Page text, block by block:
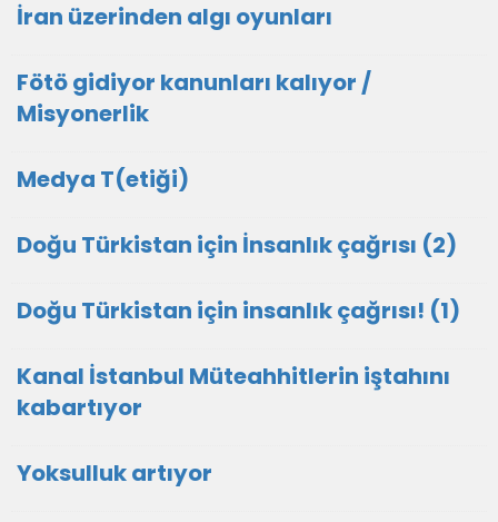
İran üzerinden algı oyunları
Fötö gidiyor kanunları kalıyor /
Misyonerlik
Medya T(etiği)
Doğu Türkistan için İnsanlık çağrısı (2)
Doğu Türkistan için insanlık çağrısı! (1)
Kanal İstanbul Müteahhitlerin iştahını
kabartıyor
Yoksulluk artıyor